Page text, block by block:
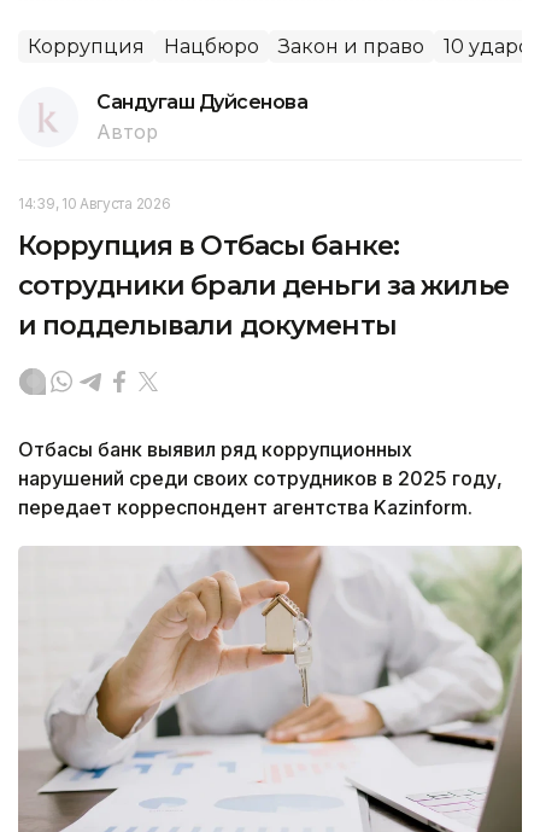
Коррупция Нацбюро Закон и право 10
Сандугаш Дуйсенова
Автор
14:39, 10 Августа 2026
Коррупция в Отбасы банке:
сотрудники брали деньги за жилье
и подделывали документы
Отбасы банк выявил ряд коррупционных
нарушений среди своих сотрудников в 2025 году,
передает корреспондент агентства Kazinform.